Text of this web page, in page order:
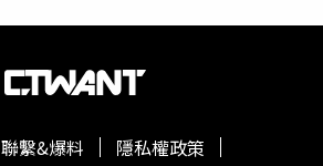
聯繫&爆料 隱私權政策